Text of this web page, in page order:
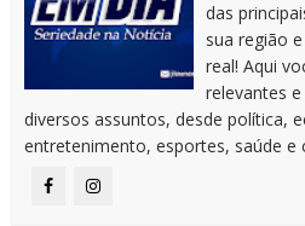
das
sua região
real! Aqui
relevantes
diversos assuntos, desde política,
entretenimento, esportes, saúde e